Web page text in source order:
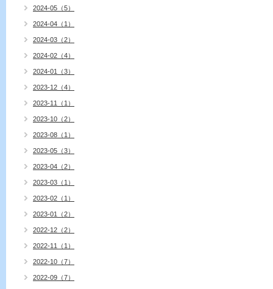
2024-05（5）
2024-04（1）
2024-03（2）
2024-02（4）
2024-01（3）
2023-12（4）
2023-11（1）
2023-10（2）
2023-08（1）
2023-05（3）
2023-04（2）
2023-03（1）
2023-02（1）
2023-01（2）
2022-12（2）
2022-11（1）
2022-10（7）
2022-09（7）